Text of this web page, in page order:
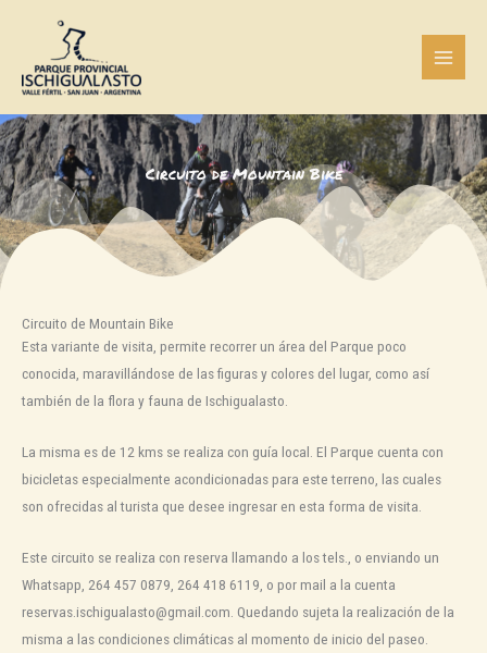
contenido
Circuito de Mountain Bike
Circuito de Mountain Bike
Esta variante de visita, permite recorrer un área del Parque poco
conocida, maravillándose de las figuras y colores del lugar, como así
también de la flora y fauna de Ischigualasto.
La misma es de 12 kms se realiza con guía local. El Parque cuenta con
bicicletas especialmente acondicionadas para este terreno, las cuales
son ofrecidas al turista que desee ingresar en esta forma de visita.
Este circuito se realiza con reserva llamando a los tels., o enviando un
Whatsapp, 264 457 0879, 264 418 6119, o por mail a la cuenta
reservas.ischigualasto@gmail.com. Quedando sujeta la realización de la
misma a las condiciones climáticas al momento de inicio del paseo.